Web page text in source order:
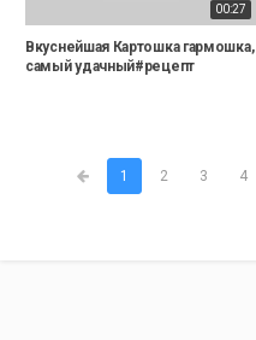
00:27
Вкуснейшая Картошка гармошка,
самый удачный#рецепт
1 2 3 4